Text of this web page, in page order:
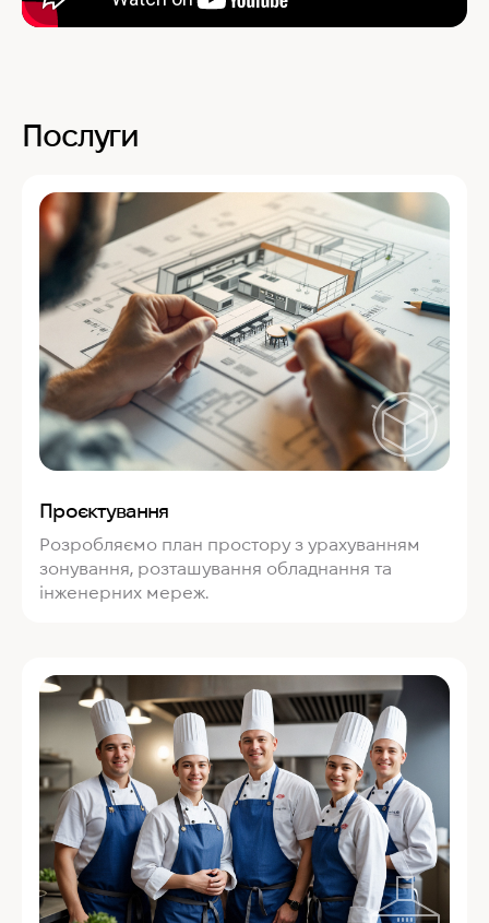
Послуги
Проєктування
Розробляємо план простору з урахуванням
зонування, розташування обладнання та
інженерних мереж.